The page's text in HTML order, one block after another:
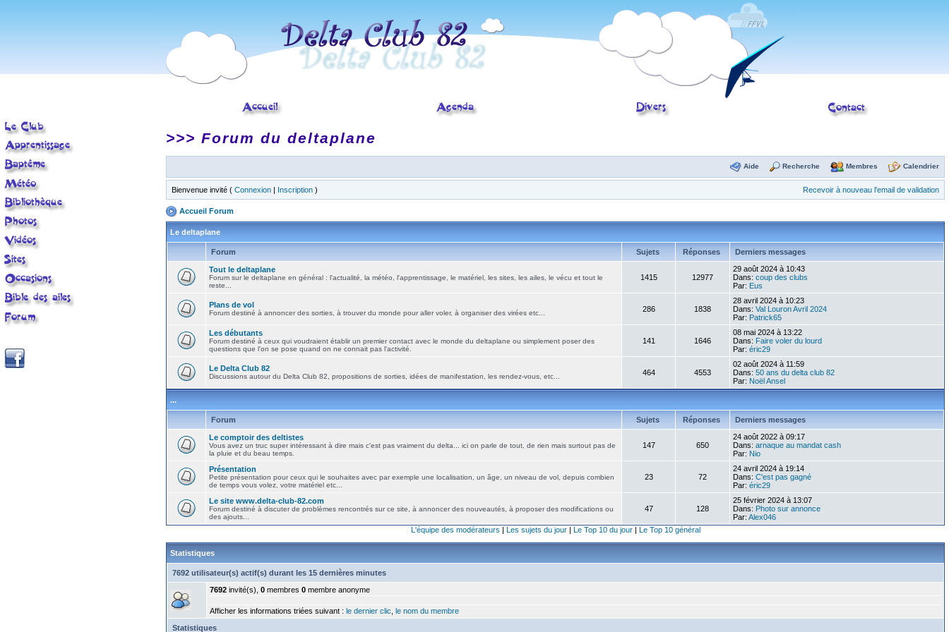
>>> Forum du deltaplane
Aide Recherche Membres Calendrier
Bienvenue invité ( Connexion | Inscription ) Recevoir à nouveau l'email de validation
Accueil Forum
Le deltaplane
Forum Sujets Réponses Derniers messages
Tout le deltaplane
Forum sur le deltaplane en général : l'actualité, la météo, l'apprentissage, le matériel, les sites, les ailes, le vécu et tout le
reste...
1415 12977
29 août 2024 à 10:43
Dans: coup des clubs
Par: Eus
Plans de vol
Forum destiné à annoncer des sorties, à trouver du monde pour aller voler, à organiser des virées etc... 286 1838
28 avril 2024 à 10:23
Dans: Val Louron Avril 2024
Par: Patrick65
Les débutants
Forum destiné à ceux qui voudraient établir un premier contact avec le monde du deltaplane ou simplement poser des
questions que l'on se pose quand on ne connait pas l'activité.
141 1646
08 mai 2024 à 13:22
Dans: Faire voler du lourd
Par: éric29
Le Delta Club 82
Discussions autour du Delta Club 82, propositions de sorties, idées de manifestation, les rendez-vous, etc... 464 4553
02 août 2024 à 11:59
Dans: 50 ans du delta club 82
Par: Noël Ansel
...
Forum Sujets Réponses Derniers messages
Le comptoir des deltistes
Vous avez un truc super intéressant à dire mais c'est pas vraiment du delta... ici on parle de tout, de rien mais surtout pas de
la pluie et du beau temps.
147 650
24 août 2022 à 09:17
Dans: arnaque au mandat cash
Par: Nio
Présentation
Petite présentation pour ceux qui le souhaites avec par exemple une localisation, un âge, un niveau de vol, depuis combien
de temps vous volez, votre matériel etc...
23 72
24 avril 2024 à 19:14
Dans: C'est pas gagné
Par: éric29
Le site www.delta-club-82.com
Forum destiné à discuter de problèmes rencontrés sur ce site, à annoncer des nouveautés, à proposer des modifications ou
des ajouts...
47 128
25 février 2024 à 13:07
Dans: Photo sur annonce
Par: Alex046
L'équipe des modérateurs | Les sujets du jour| Le Top 10 du jour| Le Top 10 général
Statistiques
7692 utilisateur(s) actif(s) durant les 15 dernières minutes
7692 invité(s), 0 membres 0 membre anonyme
Afficher les informations triées suivant : le dernier clic le nom du membre
Statistiques